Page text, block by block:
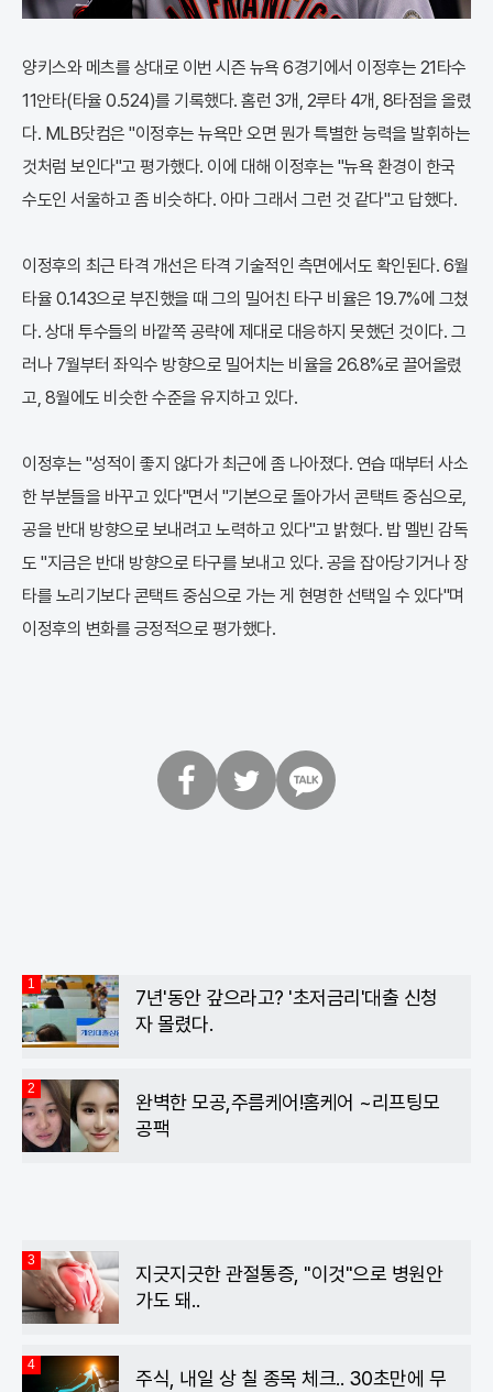
양키스와 메츠를 상대로 이번 시즌 뉴욕 6경기에서 이정후는 21타수
11안타(타율 0.524)를 기록했다. 홈런 3개, 2루타 4개, 8타점을 올렸
다. MLB닷컴은 "이정후는 뉴욕만 오면 뭔가 특별한 능력을 발휘하는
것처럼 보인다"고 평가했다. 이에 대해 이정후는 "뉴욕 환경이 한국
수도인 서울하고 좀 비슷하다. 아마 그래서 그런 것 같다"고 답했다.
이정후의 최근 타격 개선은 타격 기술적인 측면에서도 확인된다. 6월
타율 0.143으로 부진했을 때 그의 밀어친 타구 비율은 19.7%에 그쳤
다. 상대 투수들의 바깥쪽 공략에 제대로 대응하지 못했던 것이다. 그
러나 7월부터 좌익수 방향으로 밀어치는 비율을 26.8%로 끌어올렸
고, 8월에도 비슷한 수준을 유지하고 있다.
이정후는 "성적이 좋지 않다가 최근에 좀 나아졌다. 연습 때부터 사소
한 부분들을 바꾸고 있다"면서 "기본으로 돌아가서 콘택트 중심으로,
공을 반대 방향으로 보내려고 노력하고 있다"고 밝혔다. 밥 멜빈 감독
도 "지금은 반대 방향으로 타구를 보내고 있다. 공을 잡아당기거나 장
타를 노리기보다 콘택트 중심으로 가는 게 현명한 선택일 수 있다"며
이정후의 변화를 긍정적으로 평가했다.
1
7년'동안 갚으라고? '초저금리'대출 신청
자 몰렸다.
2
완벽한 모공,주름케어!홈케어 ~리프팅모
공팩
3
지긋지긋한 관절통증, "이것"으로 병원안
가도 돼..
4
주식, 내일 상 칠 종목 체크.. 30초만에 무